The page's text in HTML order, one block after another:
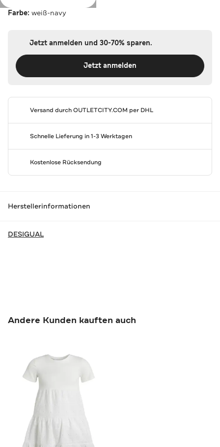
Farbe: weiß-navy
Jetzt anmelden und 30-70% sparen.
Jetzt anmelden
Versand durchOUTLETCITY.COM per DHL
Schnelle Lieferung in 1-3 Werktagen
Kostenlose Rücksendung
Herstellerinformationen
DESIGUAL
Andere Kunden kauften auch